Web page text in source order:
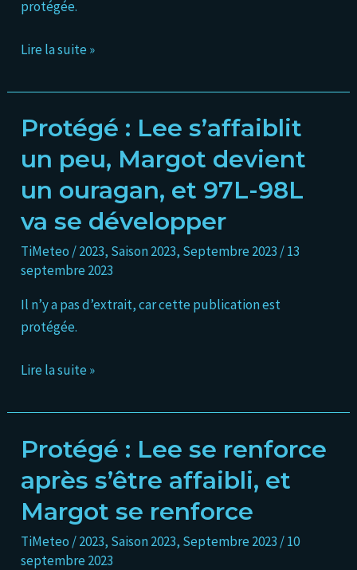
protégée.
l’Afrique
Lire la suite »
Protégé : Lee s’affaiblit
un peu, Margot devient
un ouragan, et 97L-98L
va se développer
TiMeteo/2023, Saison 2023, Septembre 2023/13
septembre 2023
Il n’y a pas d’extrait, car cette publication est
protégée.
Protégé :
s’affaiblit
un
peu,
Margot
devient
un
ouragan,
et
98L
se
développer
Lire la suite »
Protégé : Lee se renforce
après s’être affaibli, et
Margot se renforce
TiMeteo /2023, Saison 2023, Septembre 2023 /10
septembre 2023
Protégé :
se
renforce
après
s’être